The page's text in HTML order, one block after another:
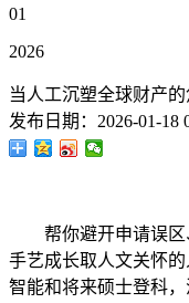
01
2026
当人工沉塑全球财产
发布日期： 2026-01-18
帮你避开申请误区
手艺成长取人文关怀
智能和将来硕士登科